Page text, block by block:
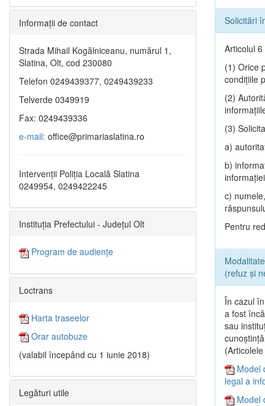
Solicitări
Articolul
(1) Orice
condiţiile
(2)
(3)
a)
b)
c)
Pentru
(refuz și
În cazul
a fost
sau
Model
legal a
Model
Informaţii de contact
Strada Mihail Kogălniceanu, numărul 1,
Slatina, Olt, cod 230080
Telefon 0249439377, 0249439233
Telverde 0349919
Fax: 0249439336
e-mail: office@primariaslatina.ro
Intervenții Poliția Locală Slatina
0249954, 0249422245
Instituția Prefectului - Județul Olt
Program de audiențe
Loctrans
Harta traseelor
Orar autobuze
(valabil începând cu 1 iunie 2018)
Legături utile